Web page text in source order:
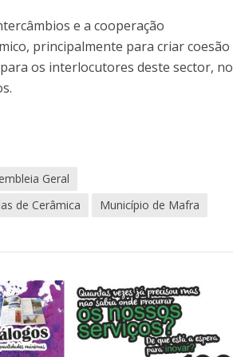
e a cooperação
principalmente para criar coesão
os interlocutores deste sector, no
Geral
de Cerâmica
Município de Mafra